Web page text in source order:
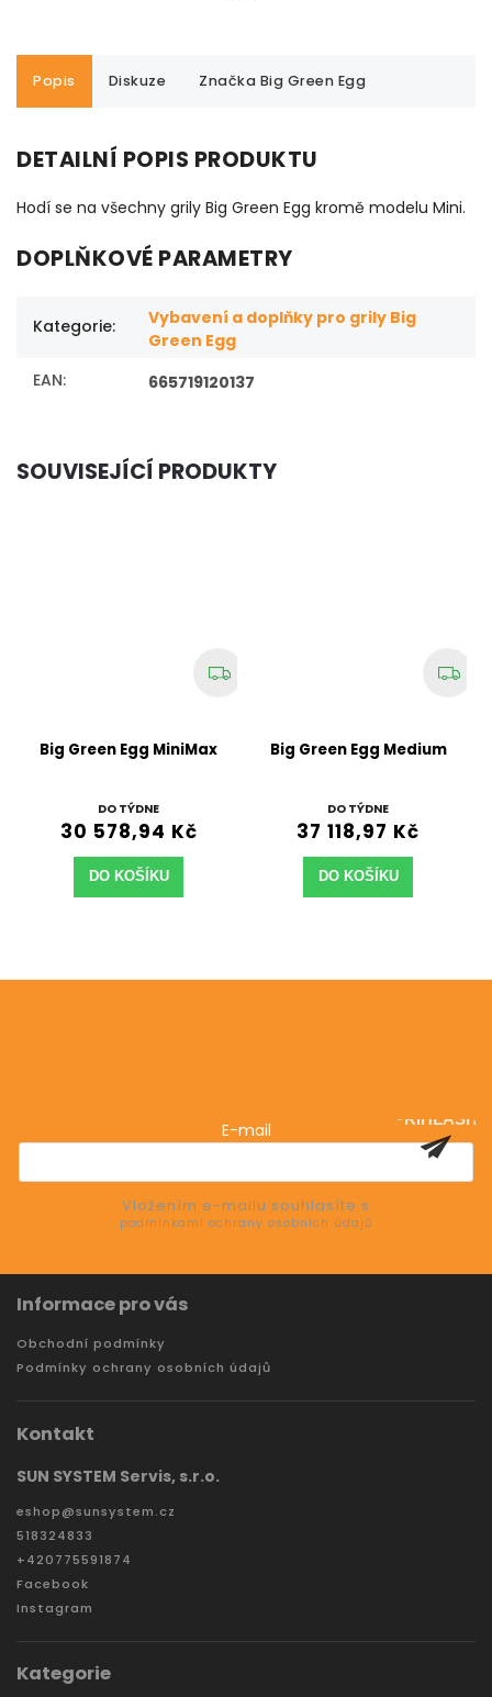
Popis Diskuze Značka Big Green Egg
DETAILNÍ POPIS PRODUKTU
Hodí se na všechny grily Big Green Egg kromě modelu Mini.
DOPLŇKOVÉ PARAMETRY
Kategorie:
Vybavení a doplňky pro grily Big
Green Egg
EAN: 665719120137
SOUVISEJÍCÍ PRODUKTY
Big Green Egg MiniMax
DO TÝDNE
30 578,94 Kč
DO KOŠÍKU
Big Green Egg Medium
DO TÝDNE
37 118,97 Kč
DO KOŠÍKU
E-mail
Vložením e-mailu souhlasíte s
podmínkami ochrany osobních údajů
PŘIHLÁSIT
Informace pro vás
Obchodní podmínky
Podmínky ochrany osobních údajů
Kontakt
SUN SYSTEM Servis, s.r.o.
eshop@sunsystem.cz
518324833
+420775591874
Facebook
Instagram
Kategorie